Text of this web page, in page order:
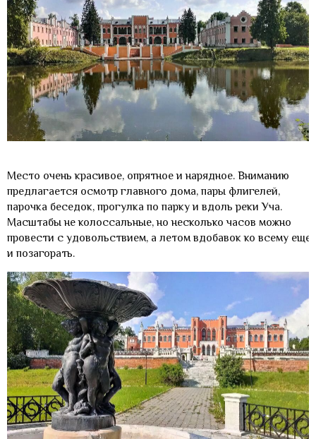
Место очень красивое, опрятное и нарядное. Вниманию
предлагается осмотр главного дома, пары флигелей,
парочка беседок, прогулка по парку и вдоль реки Уча.
Масштабы не колоссальные, но несколько часов можно
провести с удовольствием, а летом вдобавок ко всему еще
и позагорать.